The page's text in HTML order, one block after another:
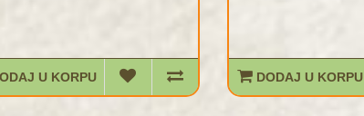
U KORPU DODAJ U KORPU